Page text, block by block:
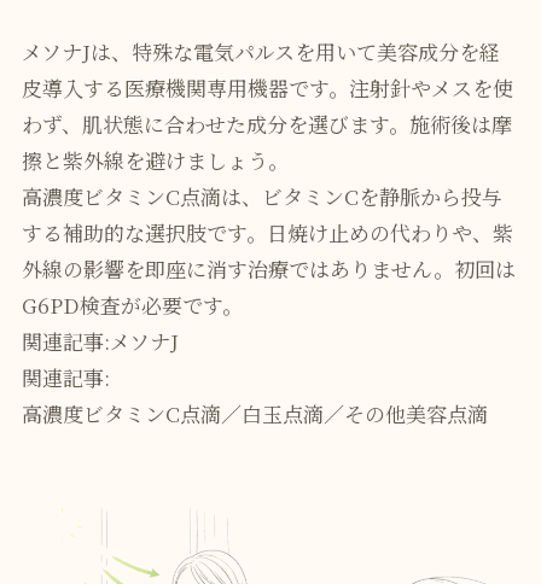
メソナJは、特殊な電気パルスを用いて美容成分を経
皮導入する医療機関専用機器です。注射針やメスを使
わず、肌状態に合わせた成分を選びます。施術後は摩
擦と紫外線を避けましょう。
高濃度ビタミンC点滴は、ビタミンCを静脈から投与
する補助的な選択肢です。日焼け止めの代わりや、紫
外線の影響を即座に消す治療ではありません。初回は
G6PD検査が必要です。
関連記事:メソナJ
関連記事:
高濃度ビタミンC点滴／白玉点滴／その他美容点滴